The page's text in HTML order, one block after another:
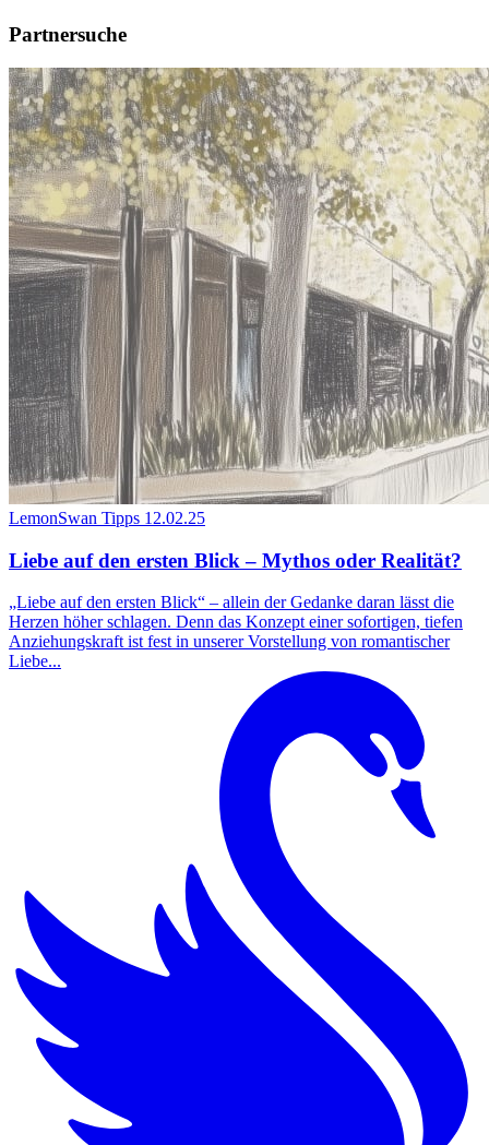
Partnersuche
LemonSwan Tipps 12.02.25
Liebe auf den ersten Blick – Mythos oder Realität?
„Liebe auf den ersten Blick“ – allein der Gedanke daran lässt die
Herzen höher schlagen. Denn das Konzept einer sofortigen, tiefen
Anziehungskraft ist fest in unserer Vorstellung von romantischer
Liebe...